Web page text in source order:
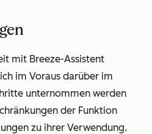
mit Breeze-Assistent
im Voraus darüber im
unternommen werden
der Funktion
zu ihrer Verwendung.